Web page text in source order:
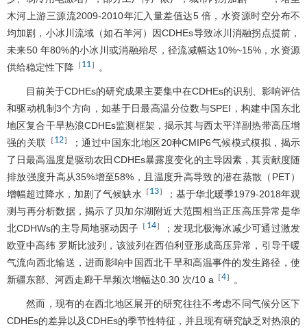
木河上游三源流2009-2010年汇入量差值达5 倍，水资源时空分布不
均加剧，小冰川流域（如石羊河）因CDHEs导致冰川消融拐点提前，
未来50 年80%的小冰川或消融殆尽，径流减幅达10%~15%，水资源
供给稳定性下降 ［11］ 。
目前关于CDHEs的研究成果主要集中在CDHEs的识别、影响评估
和驱动机制3个方向，如基于日最高温分位数与SPEI，构建中国东北
地区复合干旱热浪CDHEs监测框架，揭示其与西太平洋副热带高压增
强的关联
［12］
；通过中国东北地区20种CMIP6气候模式模拟，揭示
了日最高温度是驱动农田CDHEs暴露度变化的主导因素，其贡献度随
排放强度升高从35%增至58%，且温度升高导致的潜在蒸散（PET）
增幅超过降水，加剧了气候缺水 ［13］
；基于华北暖季1979-2018年观
测与再分析数据，揭示了贝加尔湖附近大范围相当正压高压异常是华
北CDHWs的主导局地驱动因子 ［ 14］
；发现北极海冰减少可通过激发
欧亚中高纬 罗斯比波列，该波列在西伯利亚形成高压异常，引导干暖
气流向西北输送，进而影响中国西北干旱和高温事件的发生路径，使
新疆东部、河西走廊干旱频次增幅达0.30 次/10 a ［4］ 。
然而，现有的在西北地区展开的研究往往不考虑不同气候分区下
CDHEs的差异以及CDHEs的季节性特征，并且现有研究缺乏对热浪的